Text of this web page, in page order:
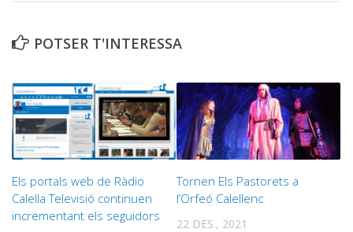
POTSER T'INTERESSA
Els portals web de Ràdio
Calella Televisió continuen
incrementant els seguidors
Tornen Els Pastorets a
l’Orfeó Calellenc
22 DES., 2021